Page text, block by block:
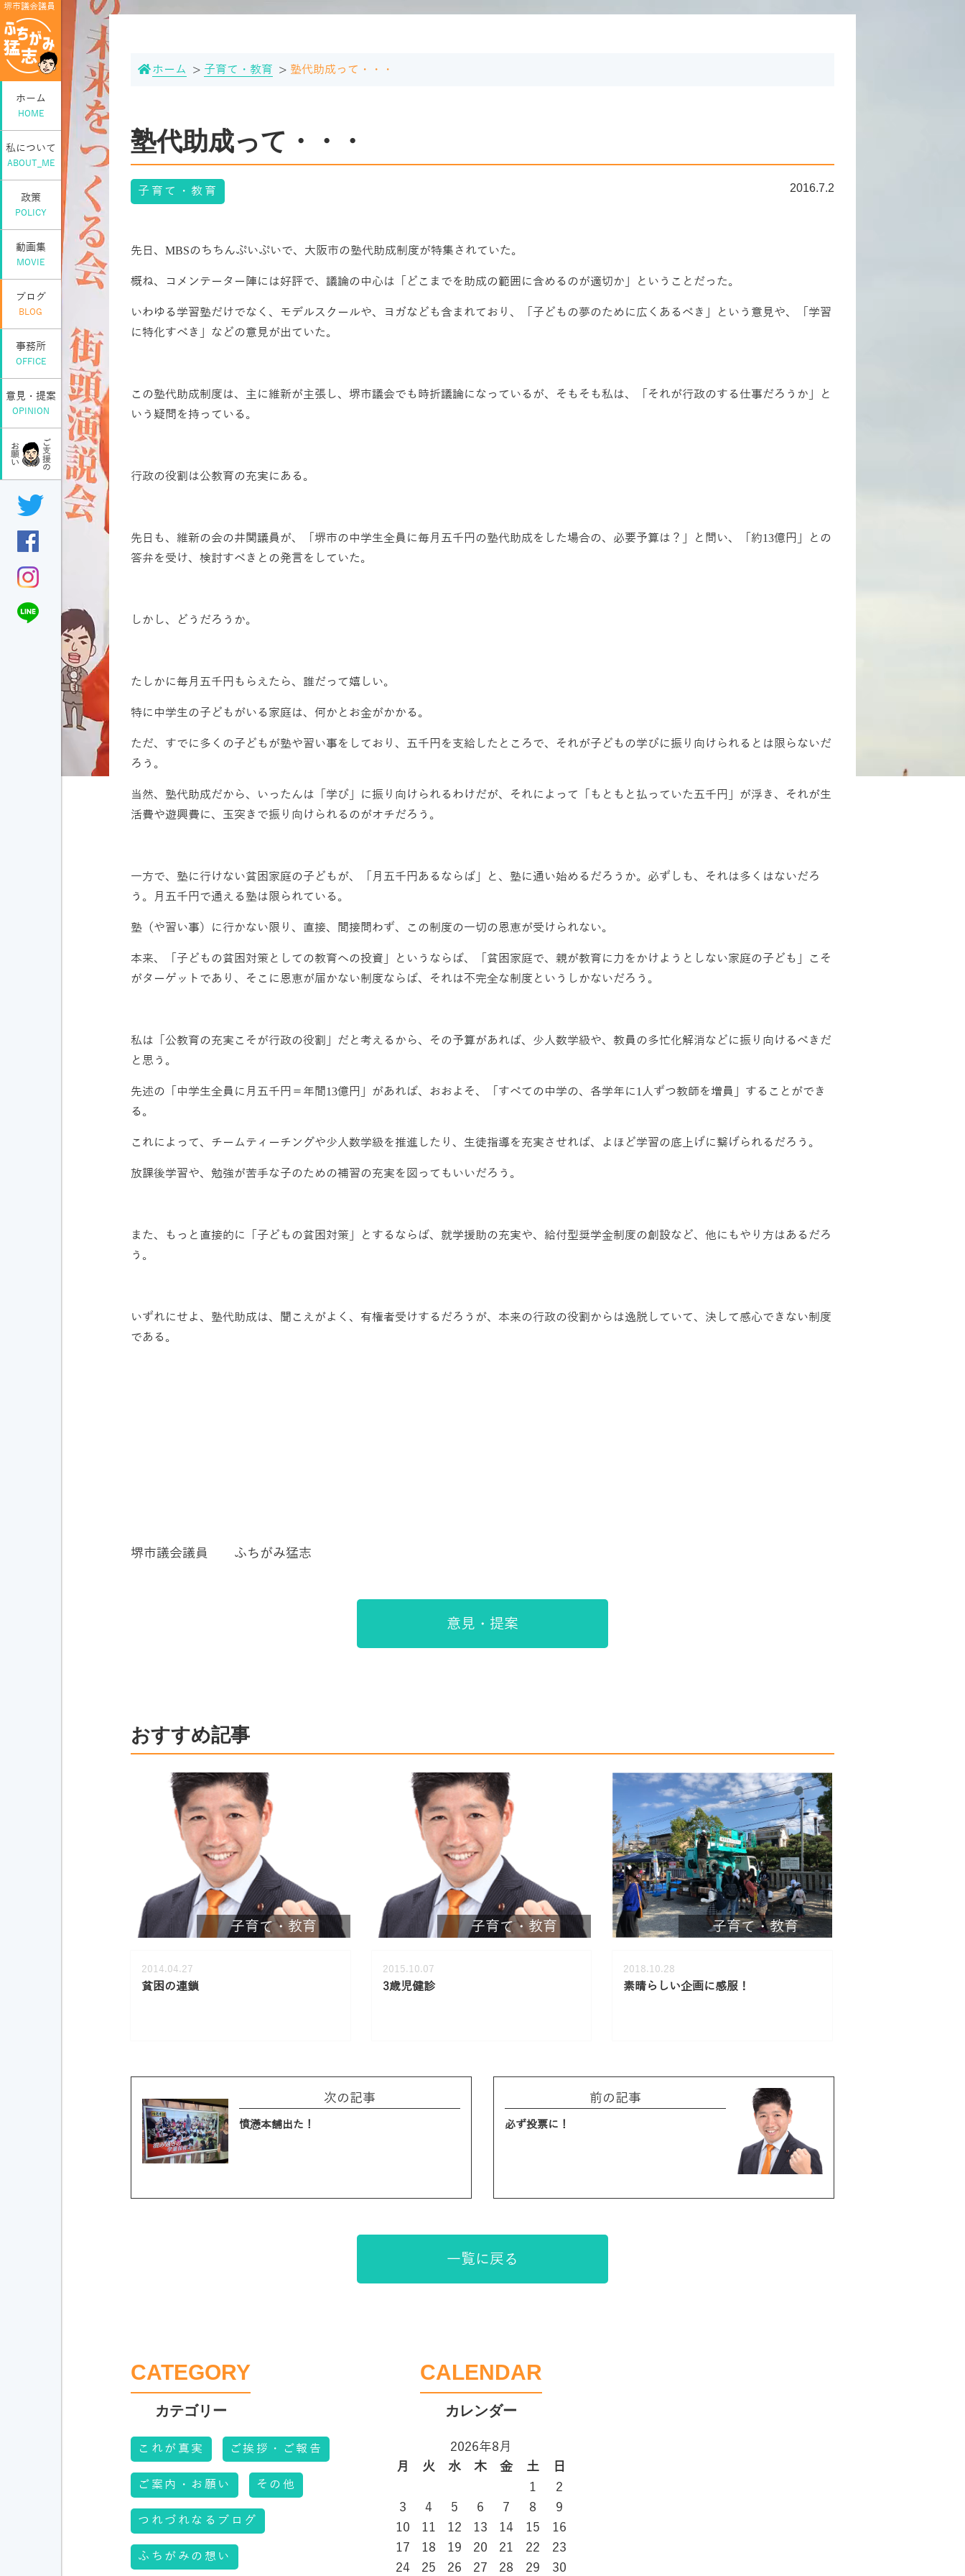
堺市議会議員
ホーム
HOME
私について
ABOUT_ME
政策
POLICY
動画集
MOVIE
ブログ
BLOG
事務所
OFFICE
意見・提案
OPINION
ホーム 子育て・教育 塾代助成って・・・
塾代助成って・・・
子育て・教育 2016.7.2
先日、 MBSのちちんぷいぷいで、大阪市の塾代助成制度が特集されていた。
概ね、コメンテーター陣には好評で、議論の中心は「どこまでを助成の範囲に含めるのが適切か」ということだった。
いわゆる学習塾だけでなく、モデルスクールや、ヨガなども含まれており、「子どもの夢のために広くあるべき」という意見や、「学習
に特化すべき」などの意見が出ていた。
この塾代助成制度は、主に維新が主張し、堺市議会でも時折議論になっているが、そもそも私は、「それが行政のする仕事だろうか」と
いう疑問を持っている。
行政の役割は公教育の充実にある。
先日も、維新の会の井関議員が、「堺市の中学生全員に毎月五千円の塾代助成をした場合の、必要予算は？」と問い、「約13億円」との
答弁を受け、検討すべきとの発言をしていた。
しかし、どうだろうか。
たしかに毎月五千円もらえたら、誰だって嬉しい。
特に中学生の子どもがいる家庭は、何かとお金がかかる。
ただ、すでに多くの子どもが塾や習い事をしており、五千円を支給したところで、それが子どもの学びに振り向けられるとは限らないだ
ろう。
当然、塾代助成だから、いったんは「学び」に振り向けられるわけだが、それによって「もともと払っていた五千円」が浮き、それが生
活費や遊興費に、玉突きで振り向けられるのがオチだろう。
一方で、塾に行けない貧困家庭の子どもが、「月五千円あるならば」と、塾に通い始めるだろうか。必ずしも、それは多くはないだろ
う。月五千円で通える塾は限られている。
塾（や習い事）に行かない限り、直接、間接問わず、この制度の一切の恩恵が受けられない。
本来、「子どもの貧困対策としての教育への投資」というならば、「貧困家庭で、親が教育に力をかけようとしない家庭の子ども」こそ
がターゲットであり、そこに恩恵が届かない制度ならば、それは不完全な制度というしかないだろう。
私は「公教育の充実こそが行政の役割」だと考えるから、その予算があれば、少人数学級や、教員の多忙化解消などに振り向けるべきだ
と思う。
先述の「中学生全員に月五千円＝年間13億円」があれば、おおよそ、「すべての中学の、各学年に1 人ずつ教師を増員」することができ
る。
これによって、チームティーチングや少人数学級を推進したり、生徒指導を充実させれば、よほど学習の底上げに繋げられるだろう。
放課後学習や、勉強が苦手な子のための補習の充実を図ってもいいだろう。
また、もっと直接的に「子どもの貧困対策」とするならば、就学援助の充実や、給付型奨学金制度の創設など、他にもやり方はあるだろ
う。
いずれにせよ、塾代助成は、聞こえがよく、有権者受けするだろうが、本来の行政の役割からは逸脱していて、決して感心できない制度
である。
堺市議会議員 ふちがみ猛志
意見・提案
おすすめ記事
子育て・教育
2014.04.27
貧困の連鎖
子育て・教育
2015.10.07
3歳児健診
子育て・教育
2018.10.28
素晴らしい企画に感服！
次の記事
憤懣本舗出た！
前の記事
必ず投票に！
一覧に戻る
CATEGORY
これが真実 ご挨拶・ご報告
ご案内・お願い その他
つれづれなるブログ
ふちがみの想い
CALENDAR
2026年8月
月
火 水 木 金 土
日
1
2
3
4 5 6 7 8
9
10
11 12 13 14 15
16
17
18 19 20 21 22
23
24
25 26 27 28 29 30